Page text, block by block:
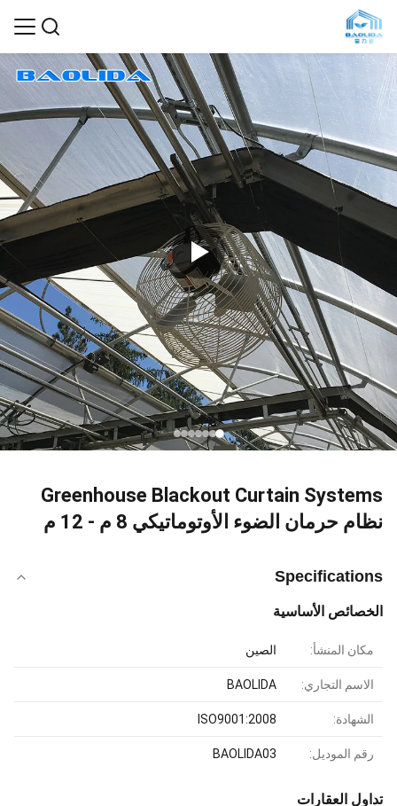
Greenhouse Blackout Curtain Systems
نظام حرمان الضوء الأوتوماتيكي 8 م - 12 م
Specifications
الخصائص الأساسية
مكان المنشأ: الصين
الاسم التجاري: BAOLIDA
الشهادة: ISO9001:2008
رقم الموديل: BAOLIDA03
تداول العقارات